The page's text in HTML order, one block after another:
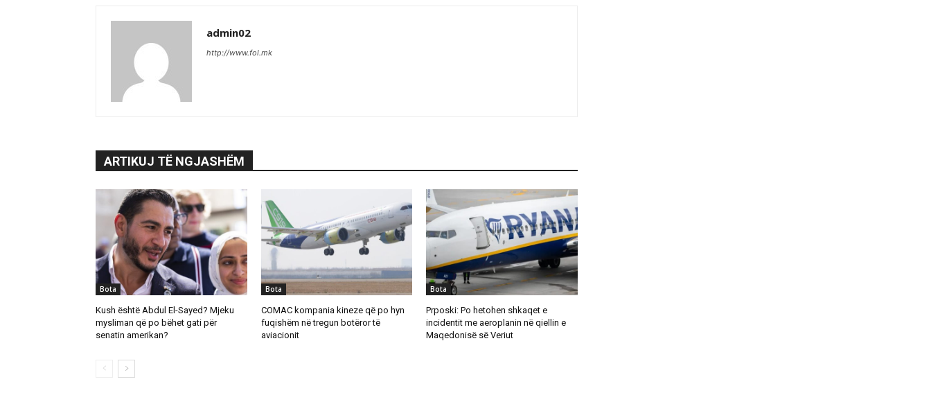
admin02
http://www.fol.mk
ARTIKUJ TË NGJASHËM
Bota
Kush është Abdul El-Sayed? Mjeku
mysliman që po bëhet gati për
senatin amerikan?
Bota
COMAC kompania kineze që po hyn
fuqishëm në tregun botëror të
aviacionit
Bota
Prposki: Po hetohen shkaqet e
incidentit me aeroplanin në qiellin e
Maqedonisë së Veriut